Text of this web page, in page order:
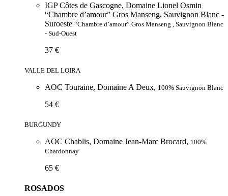
IGP Côtes de Gascogne, Domaine Lionel Osmin
“Chambre d’amour” Gros Manseng, Sauvignon Blanc -
Suroeste “Chambre d’amour” Gros Manseng , Sauvignon Blanc
- Sud-Ouest
37 €
VALLE DEL LOIRA
AOC Touraine, Domaine A Deux, 100% Sauvignon Blanc
54 €
BURGUNDY
AOC Chablis, Domaine Jean-Marc Brocard, 100%
Chardonnay
65 €
ROSADOS